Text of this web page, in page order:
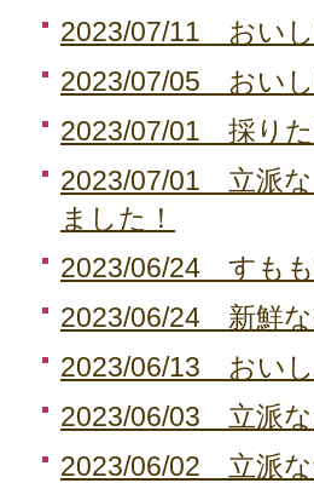
2023/07/11 おい
2023/07/05 おい
2023/07/01 採り
2023/07/01 立派
ました！
2023/06/24 すも
2023/06/24 新鮮な
2023/06/13 おい
2023/06/03 立派な
2023/06/02 立派な